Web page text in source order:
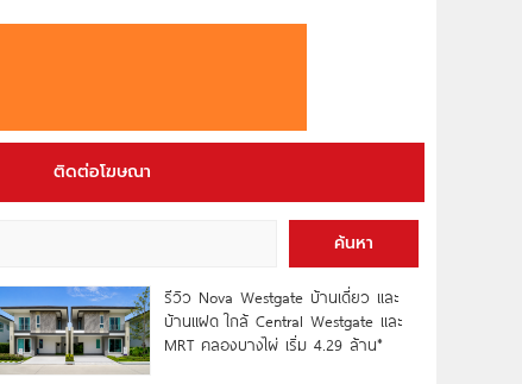
ติดต่อโฆษณา
ค้นหา
รีวิว Nova Westgate บ้านเดี่ยว และ
บ้านแฝด ใกล้ Central Westgate และ
MRT คลองบางไผ่ เริ่ม 4.29 ล้าน*